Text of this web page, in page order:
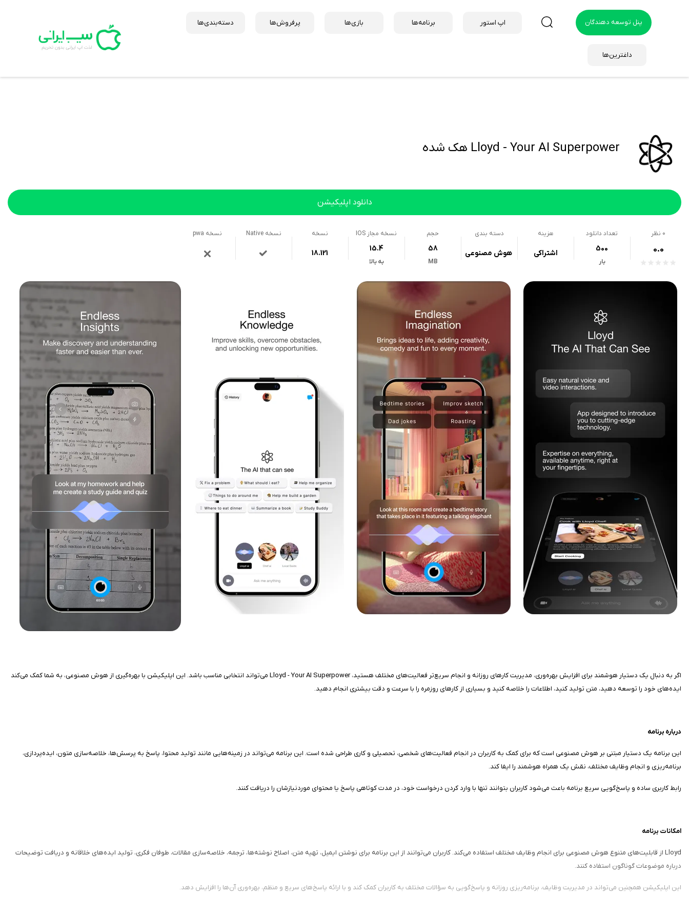
پنل توسعه دهندگان اپ استور برنامه‌ها بازی‌ها پرفروش‌ها دسته‌بندی‌ها
داغترین‌ها
Lloyd - Your AI Superpower هک شده
دانلود اپلیکیشن
0 نظر
0.0
تعداد دانلود
500
بار
هزینه
اشتراکی
دسته بندی
هوش مصنوعی
حجم
58
MB
نسخه مجاز IOS
15.4
به بالا
نسخه
18.121
نسخه Native نسخه pwa
اگر به دنبال یک دستیار هوشمند برای افزایش بهره‌وری، مدیریت کارهای روزانه و انجام سریع‌تر فعالیت‌های مختلف هستید، Lloyd - Your AI Superpower می‌تواند انتخابی مناسب باشد. این اپلیکیشن با بهره‌گیری از هوش مصنوعی، به شما کمک می‌کند
ایده‌های خود را توسعه دهید، متن تولید کنید، اطلاعات را خلاصه کنید و بسیاری از کارهای روزمره را با سرعت و دقت بیشتری انجام دهید.
درباره برنامه
این برنامه یک دستیار مبتنی بر هوش مصنوعی است که برای کمک به کاربران در انجام فعالیت‌های شخصی، تحصیلی و کاری طراحی شده است. این برنامه می‌تواند در زمینه‌هایی مانند تولید محتوا، پاسخ به پرسش‌ها، خلاصه‌سازی متون، ایده‌پردازی،
برنامه‌ریزی و انجام وظایف مختلف، نقش یک همراه هوشمند را ایفا کند.
رابط کاربری ساده و پاسخ‌گویی سریع برنامه باعث می‌شود کاربران بتوانند تنها با وارد کردن درخواست خود، در مدت کوتاهی پاسخ یا محتوای موردنیازشان را دریافت کنند.
امکانات برنامه
Lloyd از قابلیت‌های متنوع هوش مصنوعی برای انجام وظایف مختلف استفاده می‌کند. کاربران می‌توانند از این برنامه برای نوشتن ایمیل، تهیه متن، اصلاح نوشته‌ها، ترجمه، خلاصه‌سازی مقالات، طوفان فکری، تولید ایده‌های خلاقانه و دریافت توضیحات
درباره موضوعات گوناگون استفاده کنند.
این اپلیکیشن همچنین می‌تواند در مدیریت وظایف، برنامه‌ریزی روزانه و پاسخ‌گویی به سؤالات مختلف به کاربران کمک کند و با ارائه پاسخ‌های سریع و منظم، بهره‌وری آن‌ها را افزایش دهد.